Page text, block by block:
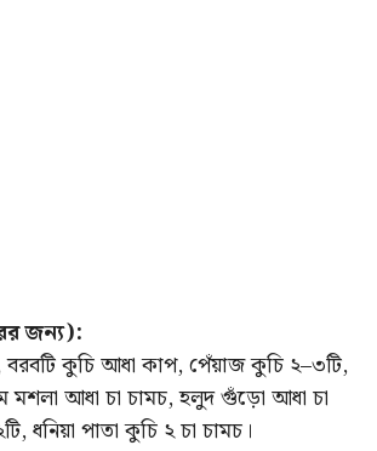
জন্য):
কুচি আধা কাপ, পেঁয়াজ কুচি ২–৩টি,
মশলা আধা চা চামচ, হলুদ গুঁড়ো আধা চা
ধনিয়া পাতা কুচি ২ চা চামচ।